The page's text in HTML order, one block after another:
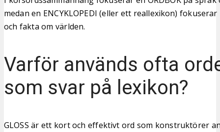
medan en ENCYKLOPEDI (eller ett reallexikon)
och fakta om världen.
Varför används ofta
som svar på lexikon?
GLOSS är ett kort och effektivt ord som konstruktörer